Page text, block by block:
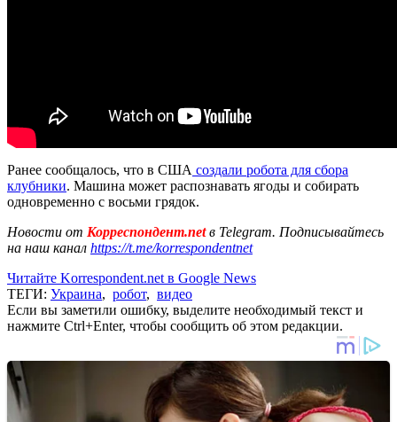
Ранее сообщалось, что в США создали робота для сбора
клубники. Машина может распознавать ягоды и собирать
одновременно с восьми грядок.
Новости от Корреспондент.netв Telegram. Подписывайтесь
на наш канал https://t.me/korrespondentnet
Читайте Korrespondent.net в Google News
ТЕГИ: Украина, робот, видео
Если вы заметили ошибку, выделите необходимый текст и
нажмите Ctrl+Enter, чтобы сообщить об этом редакции.